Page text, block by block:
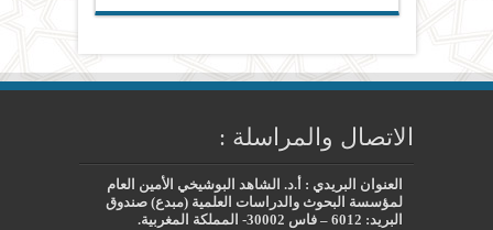
الاتصال والمراسلة :
العنوان البريدي : أ.د. الشاهد البوشيخي الأمين العام
لمؤسسة البحوث والدراسات العلمية (مبدع) صندوق
البريد: 6012 – فاس 30002- المملكة المغربية.